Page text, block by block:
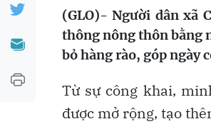
(GLO)- Người dân xã
thông nông thôn bằng
bỏ hàng rào, góp ngày
Từ sự công khai,
được mở rộng, tạo